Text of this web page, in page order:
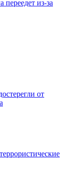
из-за
от